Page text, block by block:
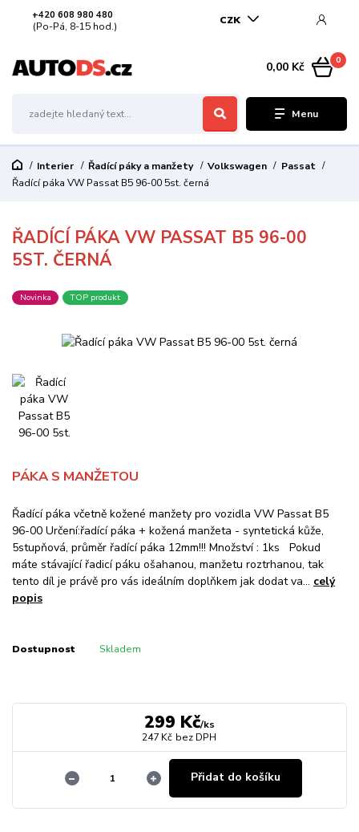
Menu
CZK
+420 608 980 480
(Po-Pá, 8-15 hod.)
0
0,00 Kč
Interier Řadící páky a manžety Volkswagen
Passat
Řadící páka VW Passat B5 96-00 5st. černá
ŘADÍCÍ PÁKA VW PASSAT B5 96-00
5ST. ČERNÁ
Novinka TOP produkt
PÁKA S MANŽETOU
Řadící páka včetně kožené manžety pro vozidla VW Passat B5
96-00 Určení:řadící páka + kožená manžeta - syntetická kůže,
5stupňová, průměr řadící páka 12mm!!! Množství : 1ks Pokud
máte stávající řadicí páku ošahanou, manžetu roztrhanou, tak
tento díl je právě pro vás ideálním doplňkem jak dodat va... celý
popis
Dostupnost Skladem
299 Kč/ks
247 Kč bez DPH
Přidat do košíku